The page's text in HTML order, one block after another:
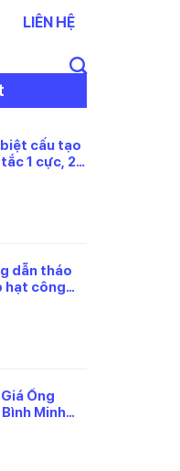
LIÊN HỆ
cấu tạo
1 cực, 2
dẫn tháo
hạt công
Ống
Minh